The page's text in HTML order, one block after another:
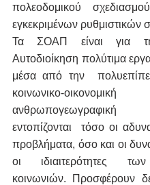
πολεοδομικού
εγκεκριμένων ρυθμιστικών
Τα ΣΟΑΠ είναι για
Αυτοδιοίκηση πολύτιμα
μέσα από την
κοινωνικο-
εντοπίζονται  τόσο οι
προβλήματα, όσο και οι
οι ιδιαιτερότητες
κοινωνιών. Προσφέρουν